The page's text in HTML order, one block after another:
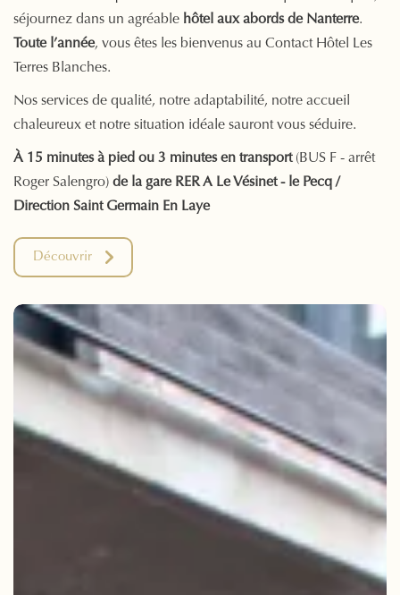
séjournez dans un agréable hôtel aux abords de Nanterre.
Toute l’année, vous êtes les bienvenus au Contact Hôtel Les
Terres Blanches.
Nos services de qualité, notre adaptabilité, notre accueil
chaleureux et notre situation idéale sauront vous séduire.
À 15 minutes à pied ou 3 minutes en transport (BUS F - arrêt
Roger Salengro) de la gare RER A Le Vésinet - le Pecq /
Direction Saint Germain En Laye
Découvrir